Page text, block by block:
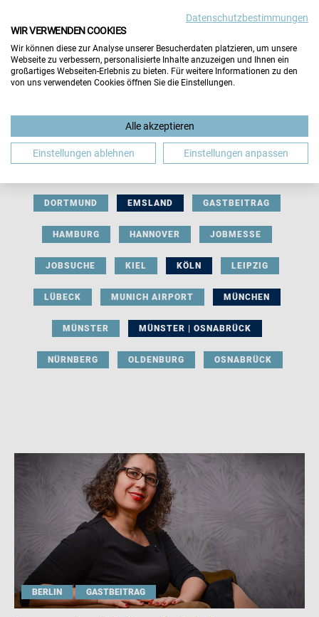
BERUFLICHE ORIENTIERUNG BEWERBUNG
DORTMUND EMSLAND GASTBEITRAG
HAMBURG HANNOVER JOBMESSE
JOBSUCHE KIEL KÖLN LEIPZIG
LÜBECK MUNICH AIRPORT MÜNCHEN
MÜNSTER MÜNSTER | OSNABRÜCK
NÜRNBERG OLDENBURG OSNABRÜCK
BERLIN GASTBEITRAG
Datenschutzbestimmungen
WIR VERWENDEN COOKIES
Wir können diese zur Analyse unserer Besucherdaten platzieren, um unsere
Webseite zu verbessern, personalisierte Inhalte anzuzeigen und Ihnen ein
großartiges Webseiten-Erlebnis zu bieten. Für weitere Informationen zu den
von uns verwendeten Cookies öffnen Sie die Einstellungen.
Alle akzeptieren
Einstellungen ablehnen Einstellungen anpassen